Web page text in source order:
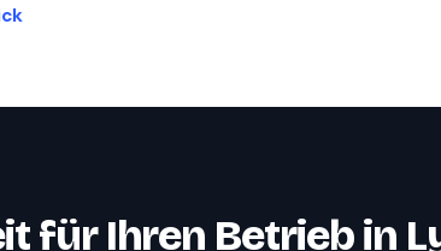
für Ihren Betrieb in